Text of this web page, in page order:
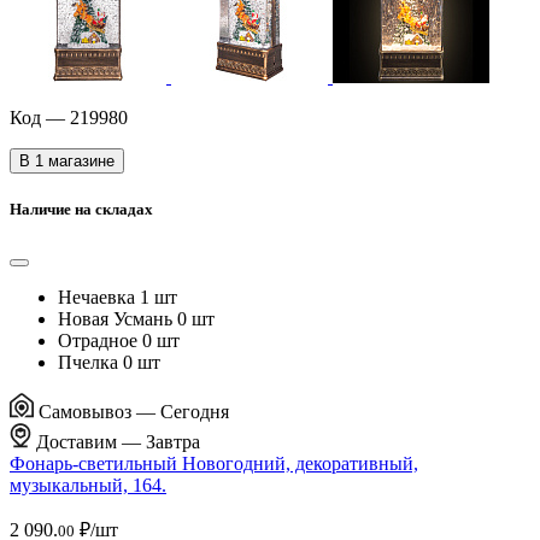
Код — 219980
В 1 магазине
Наличие на складах
Нечаевка 1 шт
Новая Усмань 0 шт
Отрадное 0 шт
Пчелка 0 шт
Самовывоз — Сегодня
Доставим — Завтра
Фонарь-светильный Новогодний, декоративный,
музыкальный, 164.
2 090.00 ₽/шт